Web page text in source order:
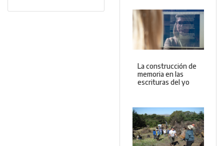
La construcción de
memoria en las
escrituras del yo